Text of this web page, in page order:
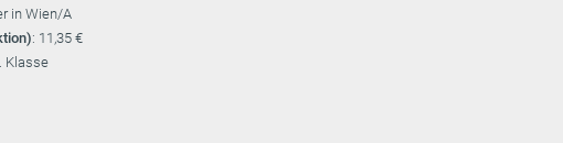
in Wien/A
: 11,35 €
Klasse